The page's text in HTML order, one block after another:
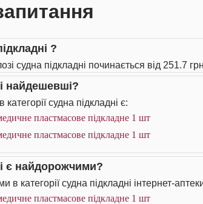
?
судна підкладні починається від 251.7
найдешевші?
судна підкладні є:
пластмасове підкладне 1 шт
пластмасове підкладне 1 шт
є найдорожчими?
категорії судна підкладні інтернет-
пластмасове підкладне 1 шт